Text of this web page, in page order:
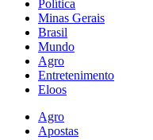
Política
Minas Gerais
Brasil
Mundo
Agro
Entretenimento
Eloos
Agro
Apostas